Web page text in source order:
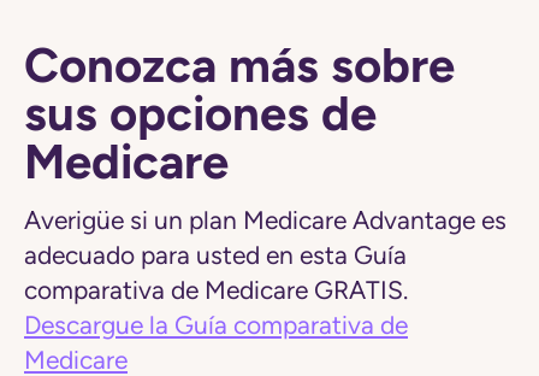
Conozca más sobre
sus opciones de
Medicare
Averigüe si un plan Medicare Advantage es
adecuado para usted en esta Guía
comparativa de Medicare GRATIS.
Descargue la Guía comparativa de
Medicare